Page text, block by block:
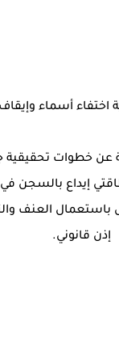
أسماء وإيقاف
عن خطوات
إيداع
باستعمال العنف
إذن قانوني.